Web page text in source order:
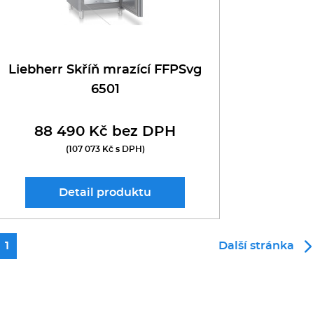
Liebherr Skříň mrazící FFPSvg
6501
88 490 Kč bez DPH
(107 073 Kč s DPH)
Detail produktu
1 Další stránka